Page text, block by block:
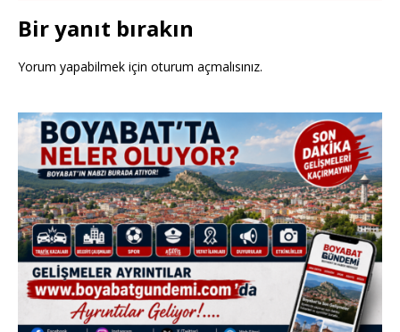
Bir yanıt bırakın
Yorum yapabilmek için oturum açmalısınız.